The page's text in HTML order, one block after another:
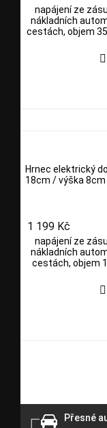
napájení ze
nákladních
cestách, objem

Hrnec elektrický
18cm / výška 8cm
1 199 Kč
napájení ze
nákladních
cestách, objem

Přesné